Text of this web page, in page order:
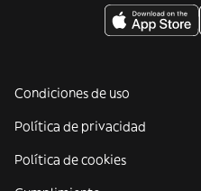
Condiciones de uso
Política de privacidad
Política de cookies